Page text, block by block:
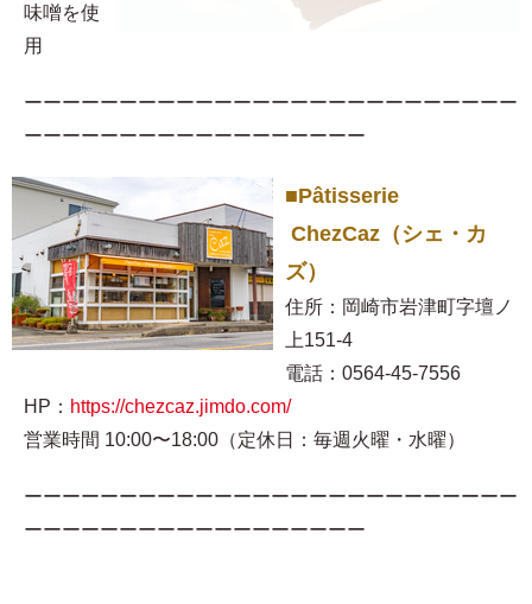
味噌を使
用​
ーーーーーーーーーーーーーーーーーーーーーーーーーー
ーーーーーーーーーーーーーーーーーー
■Pâtisserie
ChezCaz（シェ・カ
ズ）
住所：岡崎市岩津町字壇ノ
上151-4
電話：0564-45-7556
HP： https://chezcaz.jimdo.com/
営業時間 10:00〜18:00（定休日：毎週火曜・水曜）
ーーーーーーーーーーーーーーーーーーーーーーーーーー
ーーーーーーーーーーーーーーーーーー